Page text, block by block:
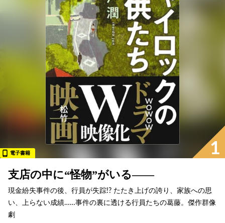
1
電子書籍
支店の中に“怪物”がいる——
現金紛失事件の後、行員が失踪!? たたき上げの誇り、家族への思
い、上らない成績……事件の裏に透ける行員たちの葛藤。傑作群像
劇